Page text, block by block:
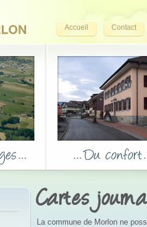
Accueil Contact
Cartes
La commune de Morlon ne